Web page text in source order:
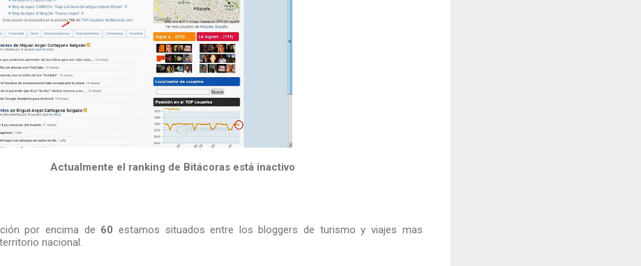
Actualmente el ranking de Bitácoras está inactivo
por encima de 60 estamos situados entre los bloggers de turismo y viajes mas
nacional.